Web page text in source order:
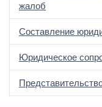
жалоб
Составление
Юридическое